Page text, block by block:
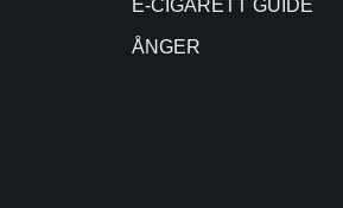
E-CIGARETT GUIDE
ÅNGER